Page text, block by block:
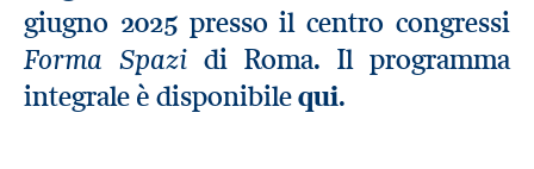
giugno 2025 presso il centro congressi
Forma Spazi di Roma. Il programma
integrale è disponibilequi.